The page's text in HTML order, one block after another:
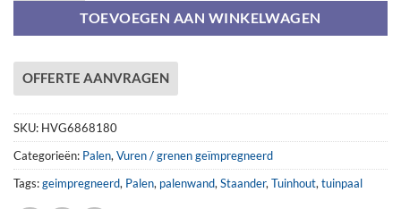
TOEVOEGEN AAN WINKELWAGEN
OFFERTE AANVRAGEN
SKU: HVG6868180
Categorieën: Palen, Vuren / grenen geïmpregneerd
Tags:geimpregneerd, Palen, palenwand, Staander, Tuinhout, tuinpaal